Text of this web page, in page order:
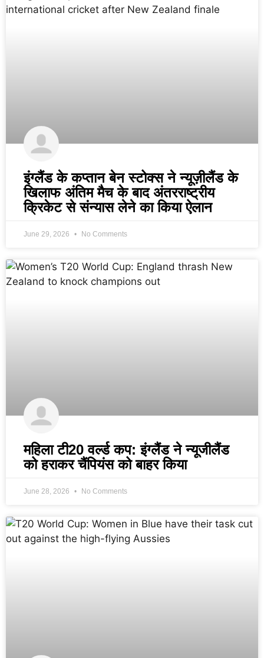
इंग्लैंड के कप्तान बेन स्टोक्स ने न्यूज़ीलैंड के
खिलाफ अंतिम मैच के बाद अंतरराष्ट्रीय
क्रिकेट से संन्यास लेने का किया ऐलान
June 29, 2026 No Comments
महिला टी20 वर्ल्ड कप: इंग्लैंड ने न्यूजीलैंड
को हराकर चैंपियंस को बाहर किया
June 28, 2026 No Comments